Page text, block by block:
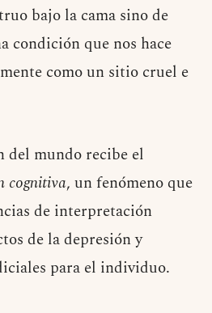
bajo la cama sino de
condición que nos hace
como un sitio cruel e
del mundo recibe el
cognitiva, un fenómeno que
de interpretación
de la depresión y
para el individuo.